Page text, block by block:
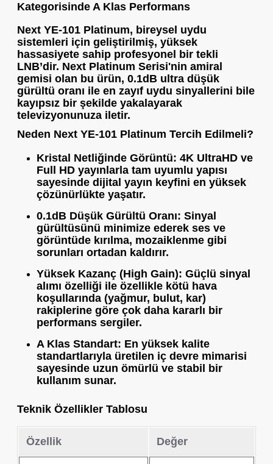
Kategorisinde A Klas Performans
Next YE-101 Platinum, bireysel uydu
sistemleri için geliştirilmiş, yüksek
hassasiyete sahip profesyonel bir tekli
LNB’dir. Next Platinum Serisi'nin amiral
gemisi olan bu ürün, 0.1dB ultra düşük
gürültü oranı ile en zayıf uydu sinyallerini bile
kayıpsız bir şekilde yakalayarak
televizyonunuza iletir.
Neden Next YE-101 Platinum Tercih Edilmeli?
Kristal Netliğinde Görüntü: 4K UltraHD ve
Full HD yayınlarla tam uyumlu yapısı
sayesinde dijital yayın keyfini en yüksek
çözünürlükte yaşatır.
0.1dB Düşük Gürültü Oranı: Sinyal
gürültüsünü minimize ederek ses ve
görüntüde kırılma, mozaiklenme gibi
sorunları ortadan kaldırır.
Yüksek Kazanç (High Gain): Güçlü sinyal
alımı özelliği ile özellikle kötü hava
koşullarında (yağmur, bulut, kar)
rakiplerine göre çok daha kararlı bir
performans sergiler.
A Klas Standart: En yüksek kalite
standartlarıyla üretilen iç devre mimarisi
sayesinde uzun ömürlü ve stabil bir
kullanım sunar.
Teknik Özellikler Tablosu
Özellik Değer